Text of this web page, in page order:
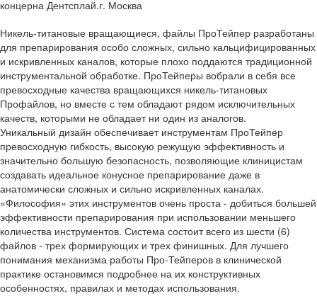
концерна Дентсплай.г. Москва
Никель-титановые вращающиеся, файлы ПроТейпер разработаны
для препарирования особо сложных, сильно кальцифицированных
и искривленных каналов, которые плохо поддаются традиционной
инструментальной обработке. ПроТейперы вобрали в себя все
превосходные качества вращающихся никель-титановых
Профайлов, но вместе с тем обладают рядом исключительных
качеств, которыми не обладает ни один из аналогов.
Уникальный дизайн обеспечивает инструментам ПроТейпер
превосходную гибкость, высокую режущую эффективность и
значительно большую безопасность, позволяющие клиницистам
создавать идеальное конусное препарирование даже в
анатомически сложных и сильно искривленных каналах.
«Философия» этих инструментов очень проста - добиться большей
эффективности препарирования при использовании меньшего
количества инструментов. Система состоит всего из шести (6)
файлов - трех формирующих и трех финишных. Для лучшего
понимания механизма работы Про-Тейперов в клинической
практике остановимся подробнее на их конструктивных
особенностях, правилах и методах использования.